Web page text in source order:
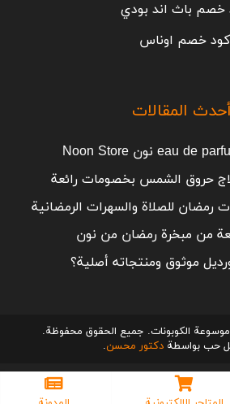
خصم باث اند بودي
كود خصم اوناس
أحدث المقالات
حروق الشمس بخصومات رائعة
رمضان للصلاة والسهرات الرمضانية
من مبخرة رمضان من نون
موثوق ومنتجاته أصلية؟
حب بواسطةدكتور محسن.